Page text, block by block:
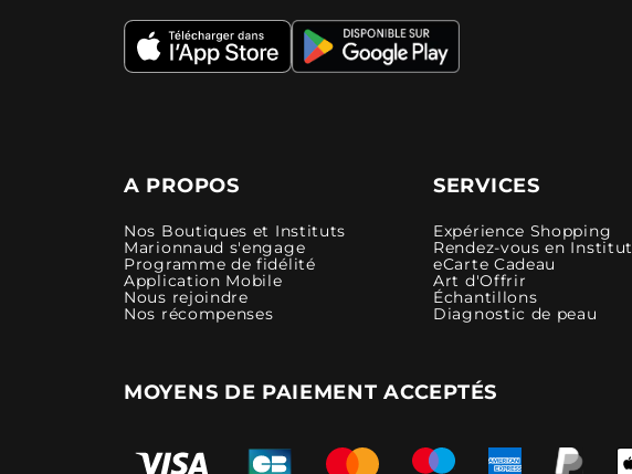
A PROPOS
Nos Boutiques et Instituts
Marionnaud s'engage
Programme de fidélité
Application Mobile
Nous rejoindre
Nos récompenses
SERVICES
Expérience Shopping
Rendez-vous en Institut
eCarte Cadeau
Art d'Offrir
Échantillons
Diagnostic de peau
MOYENS DE PAIEMENT ACCEPTÉS